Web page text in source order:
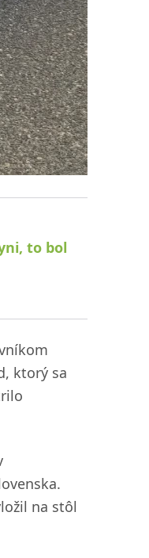
to bol
ktorý sa
na stôl